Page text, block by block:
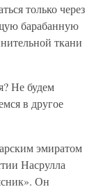
только через
барабанную
ткани
Не будем
в другое
эмиратом
Насрулла
Он